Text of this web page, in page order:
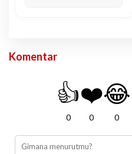
Komentar
👍
0
❤️
0
😂
0